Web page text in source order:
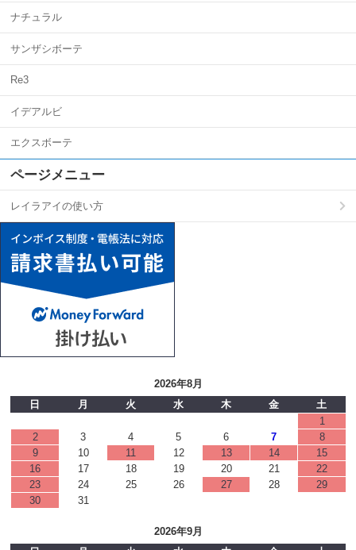
ナチュラル
サンザシボーテ
Re3
イデアルビ
エクスボーテ
ページメニュー
レイラアイの使い方
2026年8月
日
月 火 水 木 金
土
1
2
3 4 5 6 7
8
9
10 11 12 13 14
15
16
17 18 19 20 21
22
23
24 25 26 27 28
29
30
31
2026年9月